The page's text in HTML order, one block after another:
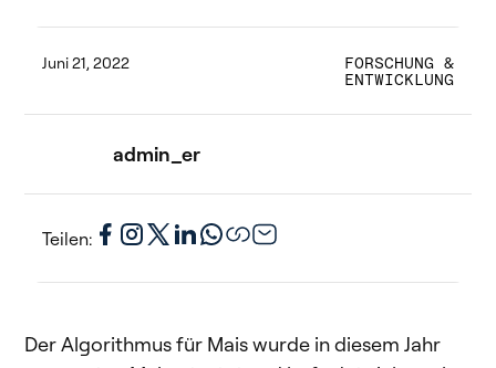
Juni 21, 2022
FORSCHUNG &
ENTWICKLUNG
admin_er
Teilen:
Der Algorithmus für Mais wurde in diesem Jahr